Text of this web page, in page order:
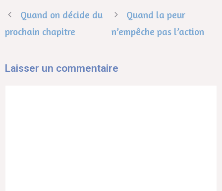
Quand on décide du
prochain chapitre
Quand la peur
n’empêche pas l’action
Laisser un commentaire